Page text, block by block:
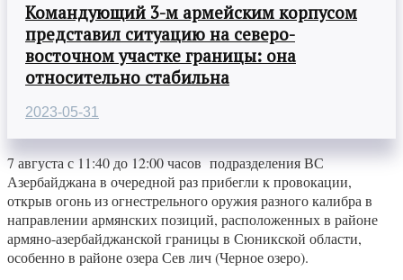
Командующий 3-м армейским корпусом
представил ситуацию на северо-
восточном участке границы: она
относительно стабильна
2023-05-31
7 августа с 11:40 до 12:00 часов подразделения ВС
Азербайджана в очередной раз прибегли к провокации,
открыв огонь из огнестрельного оружия разного калибра в
направлении армянских позиций, расположенных в районе
армяно-азербайджанской границы в Сюникской области,
особенно в районе озера Сев лич (Черное озеро).